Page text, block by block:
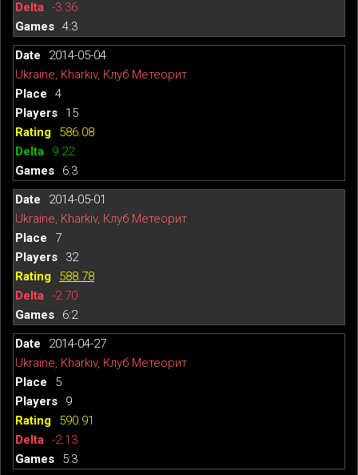
-3.36
4:3
2014-05-04
Ukraine, Kharkiv, Клуб Метеорит
4
15
586.08
9.22
6:3
2014-05-01
Ukraine, Kharkiv, Клуб Метеорит
7
32
588.78
-2.70
6:2
2014-04-27
Ukraine, Kharkiv, Клуб Метеорит
5
9
590.91
-2.13
5:3